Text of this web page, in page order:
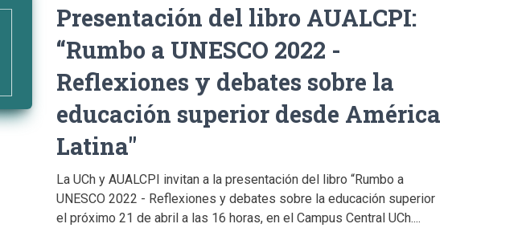
Presentación del libro AUALCPI:
“Rumbo a UNESCO 2022 -
Reflexiones y debates sobre la
educación superior desde América
Latina"
La UCh y AUALCPI invitan a la presentación del libro “Rumbo a
UNESCO 2022 - Reflexiones y debates sobre la educación superior
el próximo 21 de abril a las 16 horas, en el Campus Central UCh....